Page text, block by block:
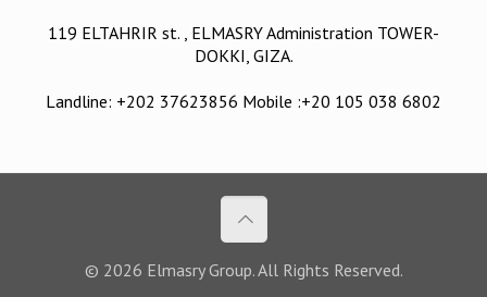
119 ELTAHRIR st. , ELMASRY Administration TOWER-
DOKKI, GIZA.
Landline: +202 37623856 Mobile :+20 105 038 6802
© 2026 Elmasry Group. All Rights Reserved.